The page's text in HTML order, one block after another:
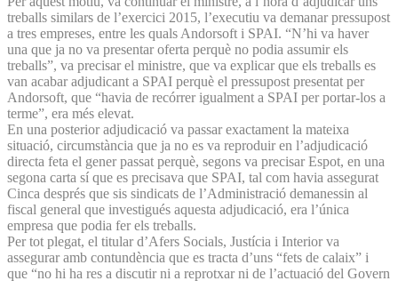
treballs similars de l’exercici 2015, l’executiu va demanar pressupost
a tres empreses, entre les quals Andorsoft i SPAI. “N’hi va haver
una que ja no va presentar oferta perquè no podia assumir els
treballs”, va precisar el ministre, que va explicar que els treballs es
van acabar adjudicant a SPAI perquè el pressupost presentat per
Andorsoft, que “havia de recórrer igualment a SPAI per portar-los a
terme”, era més elevat.
En una posterior adjudicació va passar exactament la mateixa
situació, circumstància que ja no es va reproduir en l’adjudicació
directa feta el gener passat perquè, segons va precisar Espot, en una
segona carta sí que es precisava que SPAI, tal com havia assegurat
Cinca després que sis sindicats de l’Administració demanessin al
fiscal general que investigués aquesta adjudicació, era l’única
empresa que podia fer els treballs.
Per tot plegat, el titular d’Afers Socials, Justícia i Interior va
assegurar amb contundència que es tracta d’uns “fets de calaix” i
que “no hi ha res a discutir ni a reprotxar ni de l’actuació del Govern